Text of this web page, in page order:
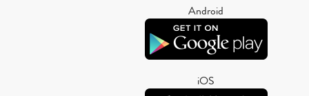
Android
iOS